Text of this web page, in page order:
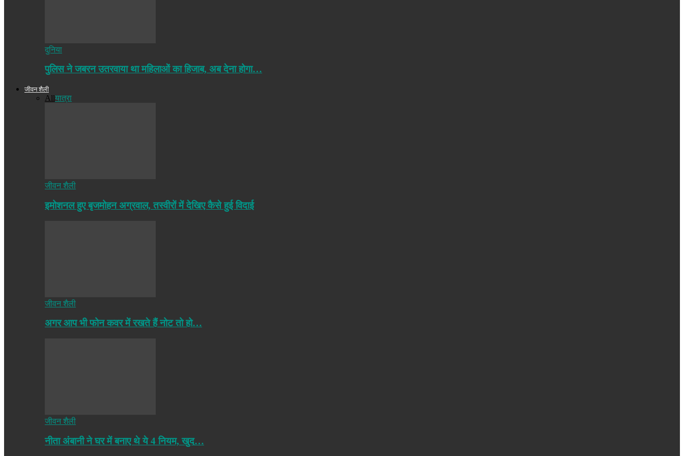
दुनिया
पुलिस ने जबरन उतरवाया था महिलाओं का हिजाब, अब देना होगा…
जीवन शैली
Allयात्रा
जीवन शैली
इमोशनल हुए बृजमोहन अग्रवाल, तस्वीरों में देखिए कैसे हुई विदाई
जीवन शैली
अगर आप भी फोन कवर में रखते हैं नोट तो हो…
जीवन शैली
नीता अंबानी ने घर में बनाए थे ये 4 नियम, खुद…